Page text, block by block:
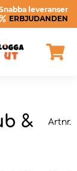
leveranser
ERBJUDANDEN
&
Artnr.